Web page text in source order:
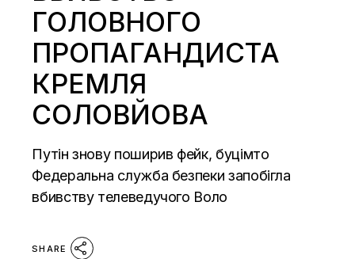
ГОЛОВНОГО
ПРОПАГАНДИСТА
КРЕМЛЯ
СОЛОВЙОВА
Путін знову поширив фейк, буцімто
Федеральна служба безпеки запобігла
вбивству телеведучого Воло
SHARE